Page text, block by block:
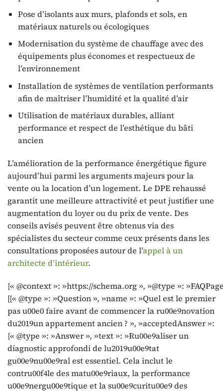
Pose d’isolants aux murs, plafonds et sols, en
matériaux naturels ou écologiques
Modernisation du système de chauffage avec des
équipements plus économes et respectueux de
l’environnement
Installation de systèmes de ventilation performants
afin de maîtriser l’humidité et la qualité d’air
Utilisation de matériaux durables, alliant
performance et respect de l’esthétique du bâti
ancien
L’amélioration de la performance énergétique figure
aujourd’hui parmi les arguments majeurs pour la
vente ou la location d’un logement. Le DPE rehaussé
garantit une meilleure attractivité et peut justifier une
augmentation du loyer ou du prix de vente. Des
conseils avisés peuvent être obtenus via des
spécialistes du secteur comme ceux présents dans les
consultations proposées autour de l’appel à un
architecte d’intérieur.
{« @context »: »https://schema.org », »@type »:
[{« @type »: »Question », »name »: »Quel est le premier
pas u00e0 faire avant de commencer la ru00e9novation
du2019un appartement ancien ? », »acceptedAnswer »:
{« @type »: »Answer », »text »: »Ru00e9aliser un
diagnostic approfondi de lu2019u00e9tat
gu00e9nu00e9ral est essentiel. Cela inclut le
contru00f4le des matu00e9riaux, la performance
u00e9nergu00e9tique et la su00e9curitu00e9 des